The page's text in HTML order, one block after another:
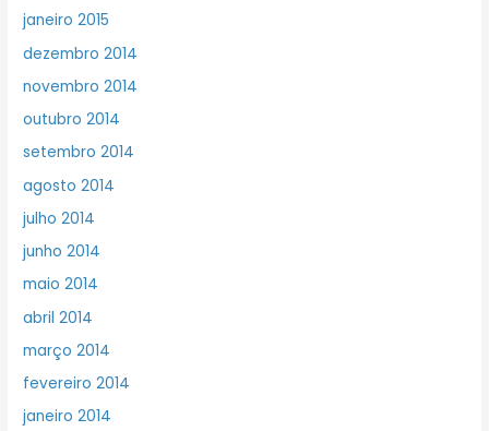
janeiro 2015
dezembro 2014
novembro 2014
outubro 2014
setembro 2014
agosto 2014
julho 2014
junho 2014
maio 2014
abril 2014
março 2014
fevereiro 2014
janeiro 2014